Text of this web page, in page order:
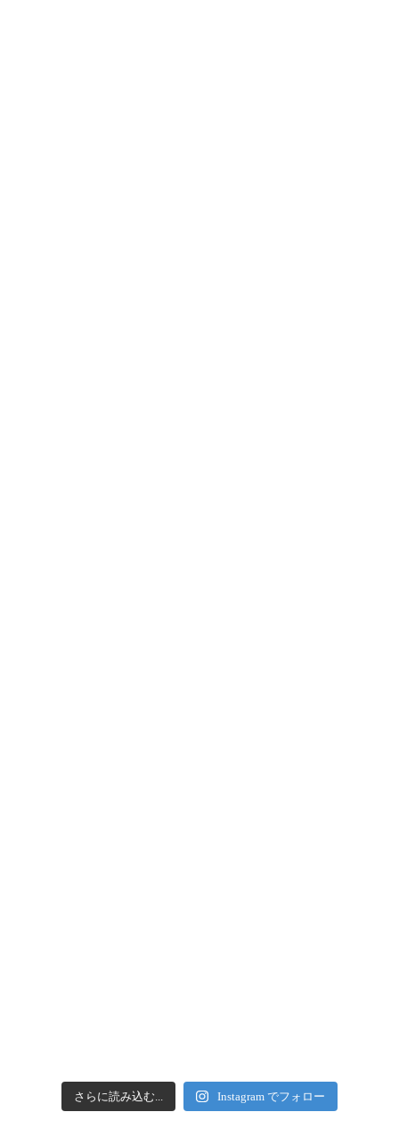
さらに読み込む... Instagram でフォロー